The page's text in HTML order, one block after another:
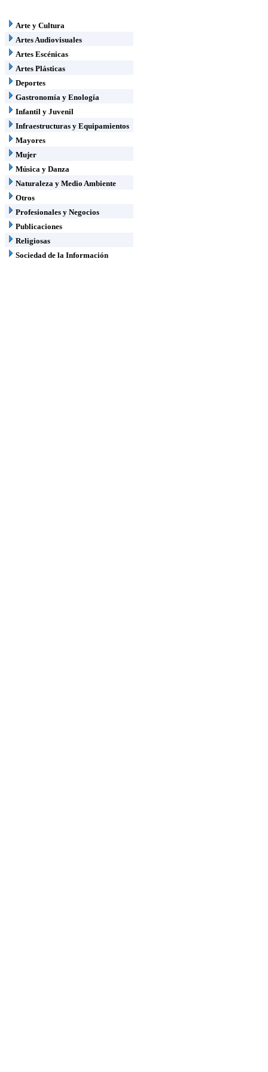
Arte y Cultura
Artes Audiovisuales
Artes Escénicas
Artes Plásticas
Deportes
Gastronomía y Enología
Infantil y Juvenil
Infraestructuras y Equipamientos
Mayores
Mujer
Música y Danza
Naturaleza y Medio Ambiente
Otros
Profesionales y Negocios
Publicaciones
Religiosas
Sociedad de la Información